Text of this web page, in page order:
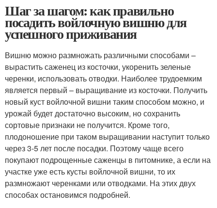
Шаг за шагом: как правильно
посадить войлочную вишню для
успешного приживания
Вишню можно размножать различными способами –
вырастить саженец из косточки, укоренить зеленые
черенки, использовать отводки. Наиболее трудоемким
является первый – выращивание из косточки. Получить
новый куст войлочной вишни таким способом можно, и
урожай будет достаточно высоким, но сохранить
сортовые признаки не получится. Кроме того,
плодоношение при таком выращивании наступит только
через 3-5 лет после посадки. Поэтому чаще всего
покупают подрощенные саженцы в питомнике, а если на
участке уже есть кусты войлочной вишни, то их
размножают черенками или отводками. На этих двух
способах остановимся подробней.